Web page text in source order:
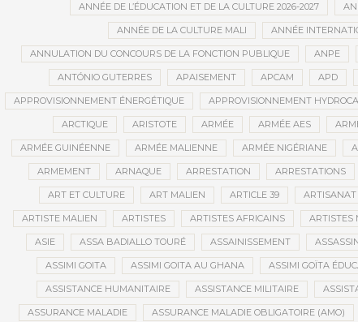
ANNÉE DE L’ÉDUCATION ET DE LA CULTURE 2026-2027
ANNÉE DE LA CULTURE MALI ANNÉE
ANNULATION DU CONCOURS DE LA FONCTION PUBLIQUE ANPE
ANTÓNIO GUTERRES APAISEMENT APCAM APD
APPROVISIONNEMENT ÉNERGÉTIQUE APPROVISIONNEMENT
ARCTIQUE ARISTOTE ARMÉE ARMÉE AES
ARMÉE GUINÉENNE ARMÉE MALIENNE ARMÉE NIGÉRIANE
ARMEMENT ARNAQUE ARRESTATION ARRESTATIONS
ART ET CULTURE ART MALIEN ARTICLE 39 ARTISANAT
ARTISTE MALIEN ARTISTES ARTISTES AFRICAINS ARTISTES
ASIE ASSA BADIALLO TOURÉ ASSAINISSEMENT
ASSIMI GOITA ASSIMI GOITA AU GHANA ASSIMI GOÏTA
ASSISTANCE HUMANITAIRE ASSISTANCE MILITAIRE
ASSURANCE MALADIE ASSURANCE MALADIE OBLIGATOIRE (AMO)